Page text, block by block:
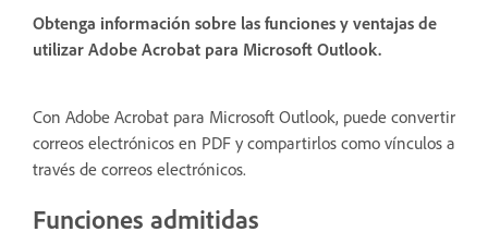
Obtenga información sobre las funciones y ventajas de
utilizar Adobe Acrobat para Microsoft Outlook.
Con Adobe Acrobat para Microsoft Outlook, puede convertir
correos electrónicos en PDF y compartirlos como vínculos a
través de correos electrónicos.
Funciones admitidas